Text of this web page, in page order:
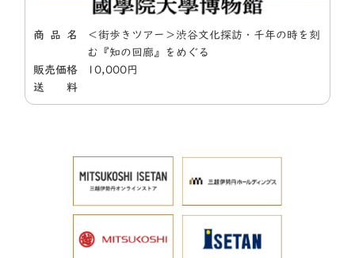
商 品 名
＜街歩きツアー＞渋谷文化探訪・千年の時を刻
む『知の回廊』をめぐる
販売価格
10,000円
送 料